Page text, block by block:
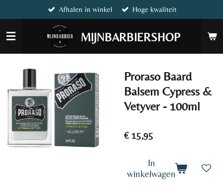
direct
naar
de
hoofdinhoud
MIJNBARBIERSHOP
Afhalen in winkel Hoge kwaliteit
Proraso Baard
Balsem Cypress &
Vetyver - 100ml
€ 15,95
In
winkelwagen